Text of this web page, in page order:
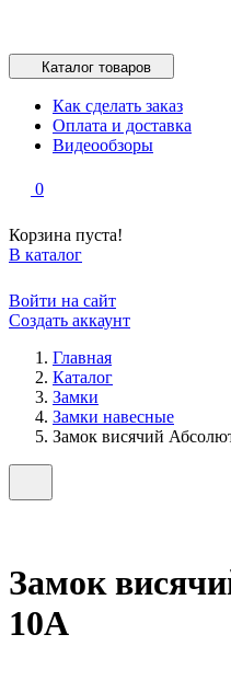
Каталог товаров
Как сделать заказ
Оплата и доставка
Видеообзоры
0
Корзина пуста!
В каталог
Войти на сайт
Создать аккаунт
Главная
Каталог
Замки
Замки навесные
Замок висячий
Замок
10А